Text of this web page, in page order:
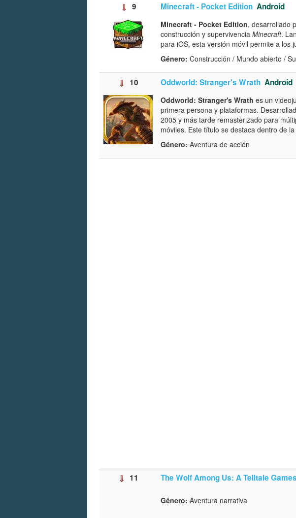
9 Minecraft - Pocket Edition Android
Minecraft - Pocket Edition, desarrollado
construcción y supervivencia Minecraft.
para iOS, esta versión móvil permite a los
Género: Construcción / Mundo abierto /
10 Oddworld: Stranger's Wrath Android
Oddworld: Stranger's Wrath es un
primera persona y plataformas.
2005 y más tarde remasterizado para
móviles. Este título se destaca dentro de
Género: Aventura de acción
11 The Wolf Among Us: A Telltale
Género: Aventura narrativa